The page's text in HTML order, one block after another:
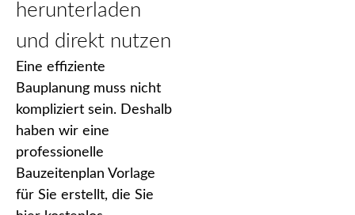
herunterladen
und direkt nutzen
Eine effiziente
Bauplanung muss nicht
kompliziert sein. Deshalb
haben wir eine
professionelle
Bauzeitenplan Vorlage
für Sie erstellt, die Sie